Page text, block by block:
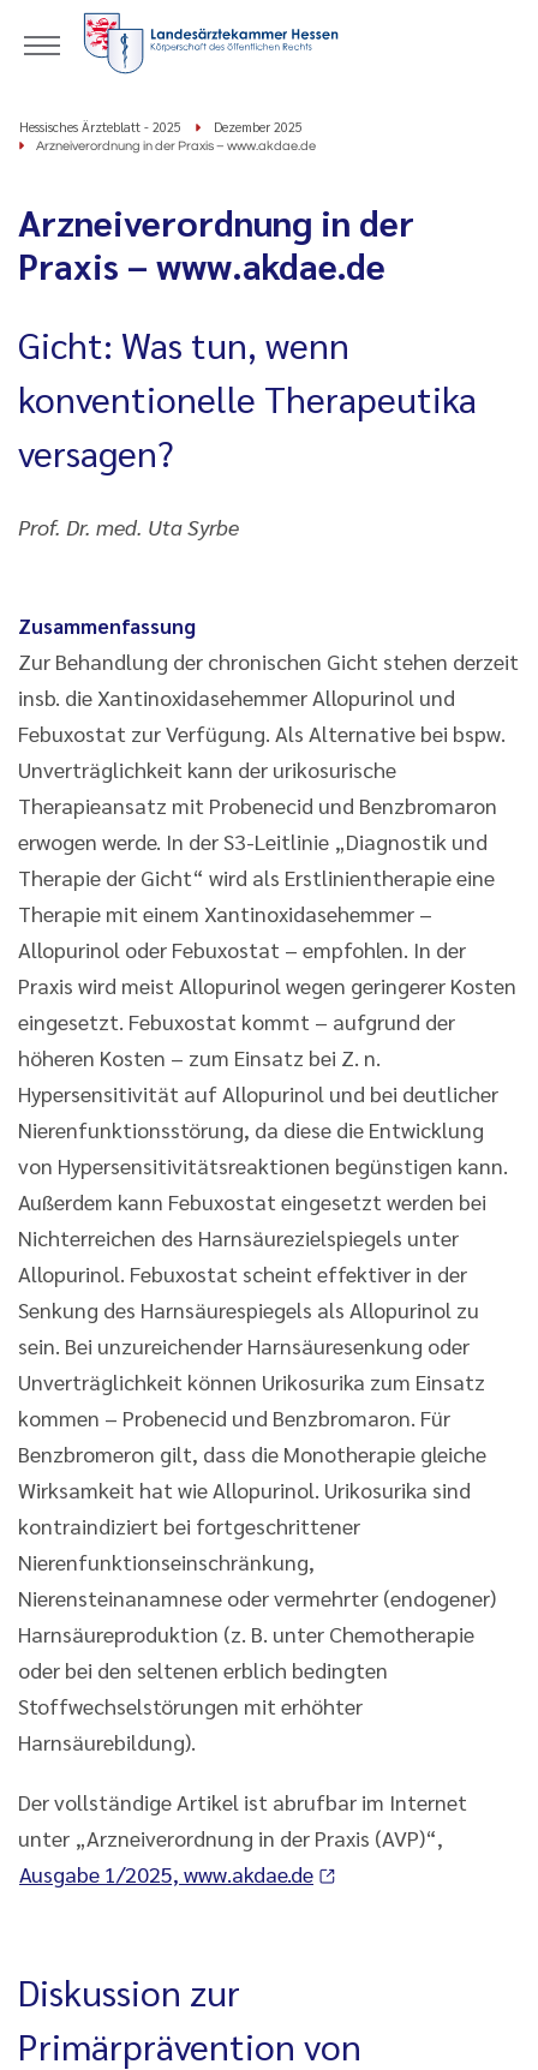
Hessisches Ärzteblatt - 2025 Dezember 2025
Arzneiverordnung in der Praxis – www.akdae.de
Arzneiverordnung in der
Praxis – www.akdae.de
Gicht: Was tun, wenn
konventionelle Therapeutika
versagen?
Prof. Dr. med. Uta Syrbe
Zusammenfassung
Zur Behandlung der chronischen Gicht stehen derzeit
insb. die Xantinoxidasehemmer Allopurinol und
Febuxostat zur Verfügung. Als Alternative bei bspw.
Unverträglichkeit kann der urikosurische
Therapieansatz mit Probenecid und Benzbromaron
erwogen werde. In der S3-Leitlinie „Diagnostik und
Therapie der Gicht“ wird als Erstlinientherapie eine
Therapie mit einem Xantinoxidasehemmer –
Allopurinol oder Febuxostat – empfohlen. In der
Praxis wird meist Allopurinol wegen geringerer Kosten
eingesetzt. Febuxostat kommt – aufgrund der
höheren Kosten – zum Einsatz bei Z. n.
Hypersensitivität auf Allopurinol und bei deutlicher
Nierenfunktionsstörung, da diese die Entwicklung
von Hypersensitivitätsreaktionen begünstigen kann.
Außerdem kann Febuxostat eingesetzt werden bei
Nichterreichen des Harnsäurezielspiegels unter
Allopurinol. Febuxostat scheint effektiver in der
Senkung des Harnsäurespiegels als Allopurinol zu
sein. Bei unzureichender Harnsäuresenkung oder
Unverträglichkeit können Urikosurika zum Einsatz
kommen – Probenecid und Benzbromaron. Für
Benzbromeron gilt, dass die Monotherapie gleiche
Wirksamkeit hat wie Allopurinol. Urikosurika sind
kontraindiziert bei fortgeschrittener
Nierenfunktionseinschränkung,
Nierensteinanamnese oder vermehrter (endogener)
Harnsäureproduktion (z. B. unter Chemotherapie
oder bei den seltenen erblich bedingten
Stoffwechselstörungen mit erhöhter
Harnsäurebildung).
Der vollständige Artikel ist abrufbar im Internet
unter „Arzneiverordnung in der Praxis (AVP)“,
Ausgabe 1/2025, www.akdae.de
Diskussion zur
Primärprävention von